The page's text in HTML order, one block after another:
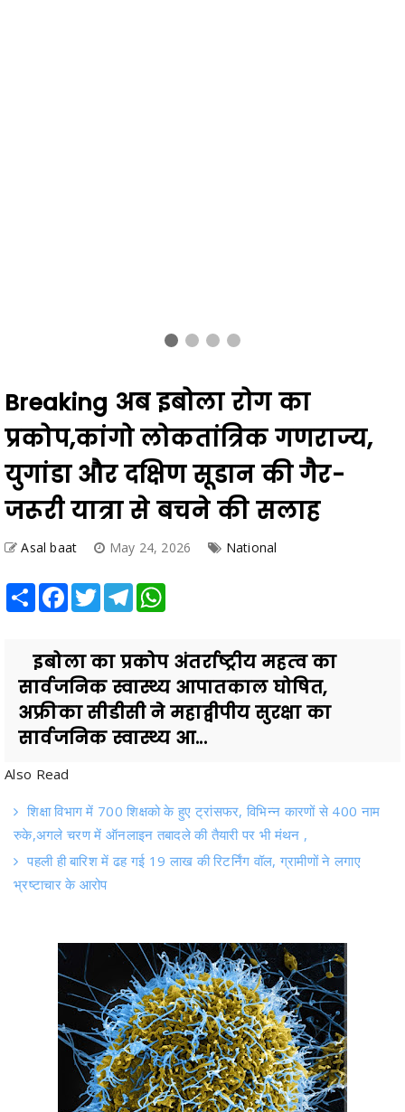
Breaking अब इबोला रोग का
प्रकोप,कांगो लोकतांत्रिक गणराज्य,
युगांडा और दक्षिण सूडान की गैर-
जरूरी यात्रा से बचने की सलाह
Asal baat May 24, 2026 National
इबोला का प्रकोप अंतर्राष्ट्रीय महत्‍व का
अफ्रीका सीडीसी ने महाद्वीपीय सुरक्षा का
सार्वजनिक स्वास्थ्य आ...
Also Read
रुके,अगले चरण में ऑनलाइन तबादले की तैयारी पर भी मंथन ,
पहली ही बारिश में ढह गई 19 लाख की रिटर्निंग वॉल, ग्रामीणों ने लगाए
भ्रष्टाचार के आरोप